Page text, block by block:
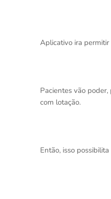
Aplicativo ira
Pacientes vão
com lotação.
Então, isso